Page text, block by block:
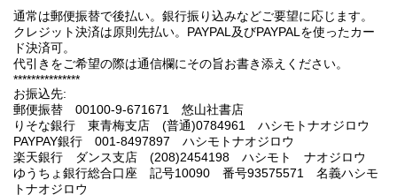
通常は郵便振替で後払い。銀行振り込みなどご要望に応じます。
クレジット決済は原則先払い。PAYPAL及びPAYPALを使ったカー
ド決済可。
代引きをご希望の際は通信欄にその旨お書き添えください。
***************
お振込先:
郵便振替 00100-9-671671 悠山社書店
りそな銀行 東青梅支店 (普通)0784961 ハシモトナオジロウ
PAYPAY銀行 001-8497897 ハシモトナオジロウ
楽天銀行 ダンス支店 (208)2454198 ハシモト ナオジロウ
ゆうちょ銀行総合口座 記号10090 番号93575571 名義ハシモ
トナオジロウ